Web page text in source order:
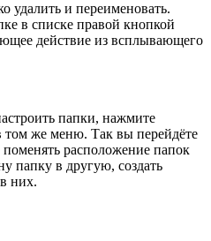
удалить и переименовать.
в списке правой кнопкой
действие из всплывающего
папки, нажмите
том же меню. Так вы перейдёте
расположение папок
папку в другую, создать
них.